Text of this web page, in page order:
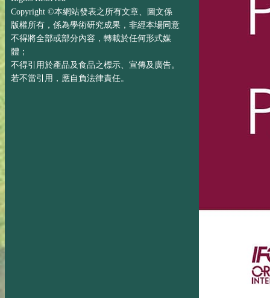
Copyright ©本網站發表之所有文章、圖文係
版權所有，係為學術研究成果，非經本場同意
不得將全部或部分內容，轉載於任何形式媒
體；
不得引用於產品及食品之標示、宣傳及廣告。
若不當引用，應自負法律責任。